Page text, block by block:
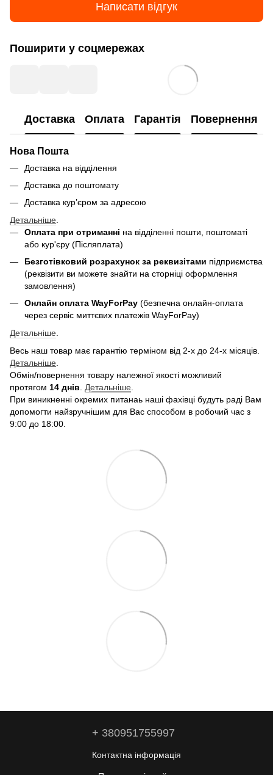
Написати відгук
Поширити у соцмережах
Доставка Оплата Гарантія Повернення
Нова Пошта
Доставка на відділення
Доставка до поштомату
Доставка кур’єром за адресою
Детальніше
Оплата при отриманні на відділенні пошти, поштоматі
або кур'єру (Післяплата)
Безготівковий розрахунок за реквизітами підприємства
(реквізити ви можете знайти на сторніці оформлення
замовлення)
Онлайн оплата WayForPay (безпечна онлайн-оплата
через сервіс миттєвих платежів WayForPay)
Детальніше
Весь наш товар має гарантію терміном від 2-х до 24-х місяців.
Детальніше
Обмін/повернення товару належної якості можливий
протягом 14 днів Детальніше
При виникненні окремих питанаь наші фахівці будуть раді Вам
допомогти найзручнішим для Вас способом в робочий час з
9:00 до 18:00.
+ 380951755997
Контактна інформація